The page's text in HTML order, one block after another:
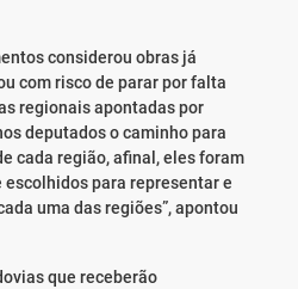
considerou obras já
com risco de parar por falta
regionais apontadas por
deputados o caminho para
cada região, afinal, eles foram
para representar e
uma das regiões”, apontou
que receberão